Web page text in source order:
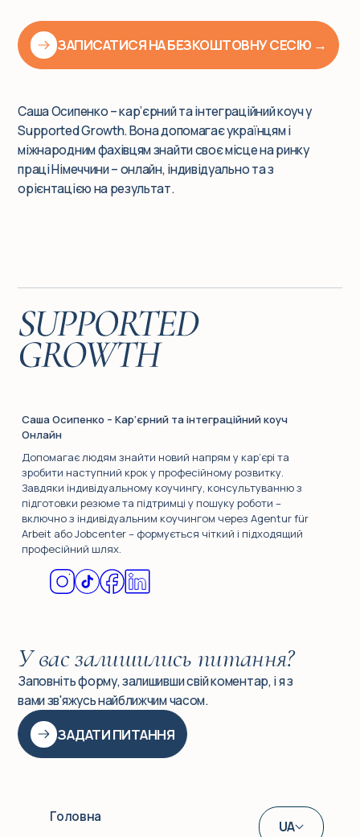
ЗАПИСАТИСЯ НА БЕЗКОШТОВНУ СЕСІЮ →
Саша Осипенко – кар’єрний та інтеграційний коуч у
Supported Growth. Вона допомагає українцям і
міжнародним фахівцям знайти своє місце на ринку
праці Німеччини – онлайн, індивідуально та з
орієнтацією на результат.
Саша Осипенко – Кар’єрний та інтеграційний коуч
Онлайн
Допомагає людям знайти новий напрям у кар’єрі та
зробити наступний крок у професійному розвитку.
Завдяки індивідуальному коучингу, консультуванню з
підготовки резюме та підтримці у пошуку роботи –
включно з індивідуальним коучингом через Agentur für
Arbeit або Jobcenter – формується чіткий і підходящий
професійний шлях.
У вас залишились питання?
Заповніть форму, залишивши свій коментар, і я з
вами зв'яжусь найближчим часом.
ЗАДАТИ ПИТАННЯ
Головна
UA